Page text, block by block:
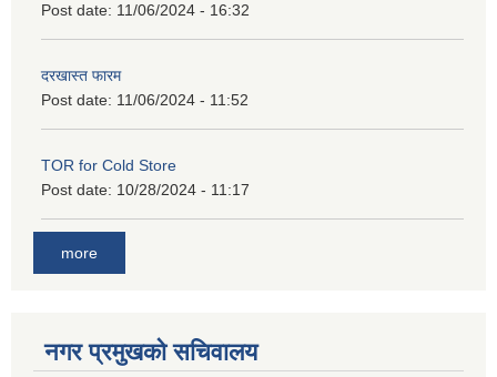
Post date: 11/06/2024 - 16:32
दरखास्त फारम
Post date: 11/06/2024 - 11:52
TOR for Cold Store
Post date: 10/28/2024 - 11:17
more
नगर प्रमुखको सचिवालय